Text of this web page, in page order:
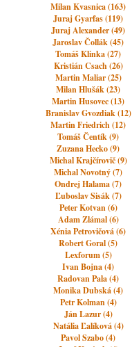
Milan Kvasnica (163)
Juraj Gyarfas (119)
Juraj Alexander (49)
Jaroslav Čollák (45)
Tomáš Klinka (27)
Kristián Csach (26)
Martin Maliar (25)
Milan Hlušák (23)
Martin Husovec (13)
Branislav Gvozdiak (12)
Martin Friedrich (12)
Tomáš Čentík (9)
Zuzana Hecko (9)
Michal Krajčírovič (9)
Michal Novotný (7)
Ondrej Halama (7)
Ľuboslav Sisák (7)
Peter Kotvan (6)
Adam Zlámal (6)
Xénia Petrovičová (6)
Robert Goral (5)
Lexforum (5)
Ivan Bojna (4)
Radovan Pala (4)
Monika Dubská (4)
Petr Kolman (4)
Ján Lazur (4)
Natália Ľalíková (4)
Pavol Szabo (4)